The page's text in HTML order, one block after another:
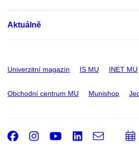
Aktuálně
Univerzitní magazín IS MU INET MU
Obchodní centrum MU Munishop
Facebook
Instagram
Youtube
LinkedIn
e-